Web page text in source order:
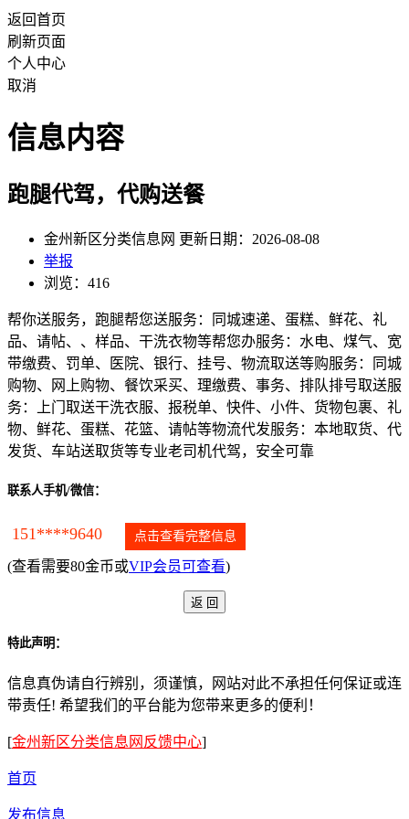
返回首页
刷新页面
个人中心
取消
信息内容
跑腿代驾，代购送餐
金州新区分类信息网 更新日期：2026-08-08
举报
浏览：416
帮你送服务，跑腿帮您送服务：同城速递、蛋糕、鲜花、礼
品、请帖、、样品、干洗衣物等帮您办服务：水电、煤气、宽
带缴费、罚单、医院、银行、挂号、物流取送等购服务：同城
购物、网上购物、餐饮采买、理缴费、事务、排队排号取送服
务：上门取送干洗衣服、报税单、快件、小件、货物包裹、礼
物、鲜花、蛋糕、花篮、请帖等物流代发服务：本地取货、代
发货、车站送取货等专业老司机代驾，安全可靠
联系人手机/微信：
151****9640 点击查看完整信息
(查看需要80金币或VIP会员可查看)
特此声明：
信息真伪请自行辨别，须谨慎，网站对此不承担任何保证或连
带责任! 希望我们的平台能为您带来更多的便利！
[金州新区分类信息网反馈中心]
首页
发布信息